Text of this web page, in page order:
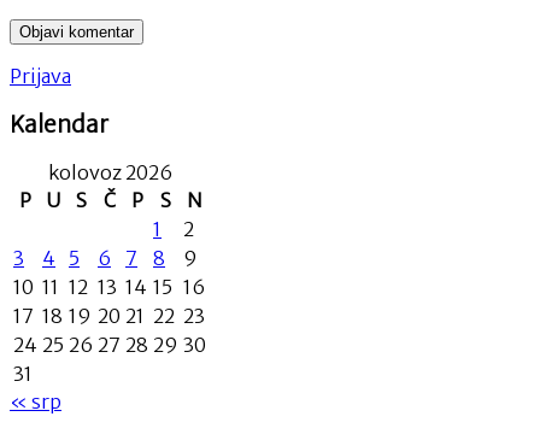
Prijava
Kalendar
kolovoz 2026
P
U S Č P S
N
1
2
3
4 5 6 7 8
9
10 11 12 13 14 15 16
17 18 19 20 21 22 23
24 25 26 27 28 29 30
31
« srp